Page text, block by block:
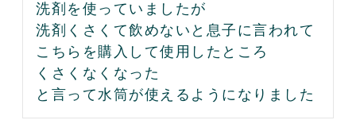
洗剤を使っていましたが
洗剤くさくて飲めないと息子に言われて
こちらを購入して使用したところ
くさくなくなった
と言って水筒が使えるようになりました